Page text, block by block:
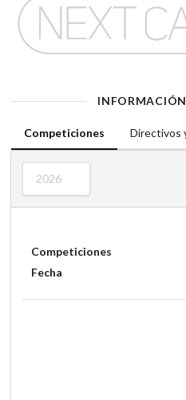
Competiciones Directivos
2026
Competiciones
Fecha